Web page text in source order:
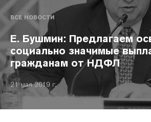
ВСЕ НОВОСТИ
Е. Бушмин: Предлагаем
социально значимые
гражданам от НДФЛ
21 мая 2019 г.